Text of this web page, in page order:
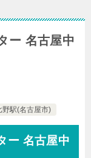
ー 名古屋中
野駅(名古屋市)
ー 名古屋中